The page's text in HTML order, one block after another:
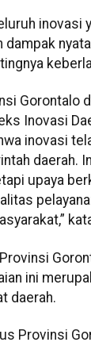
inovasi
dampak
Gorontalo
Inovasi
inovasi
daerah.
upaya
ini
daerah.
Provinsi